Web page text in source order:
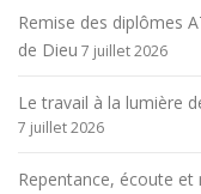
Remise des diplômes
de Dieu 7 juillet 2026
Le travail à la lumière
7 juillet 2026
Repentance, écoute